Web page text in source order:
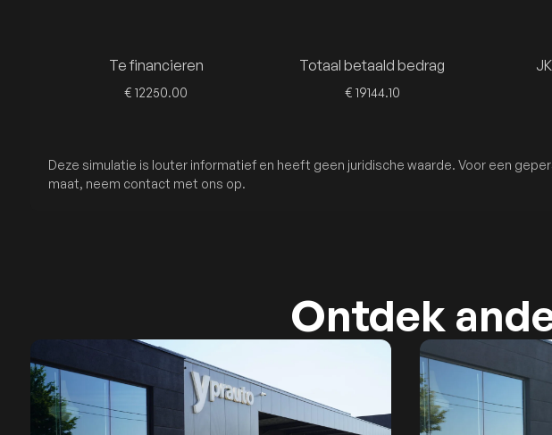
Te financieren
€ 12250.00
Totaal betaald bedrag
€ 19144.10
Deze simulatie is louter informatief en heeft geen juridische waarde. Voor een
maat, neem contact met ons op.
Ontdek